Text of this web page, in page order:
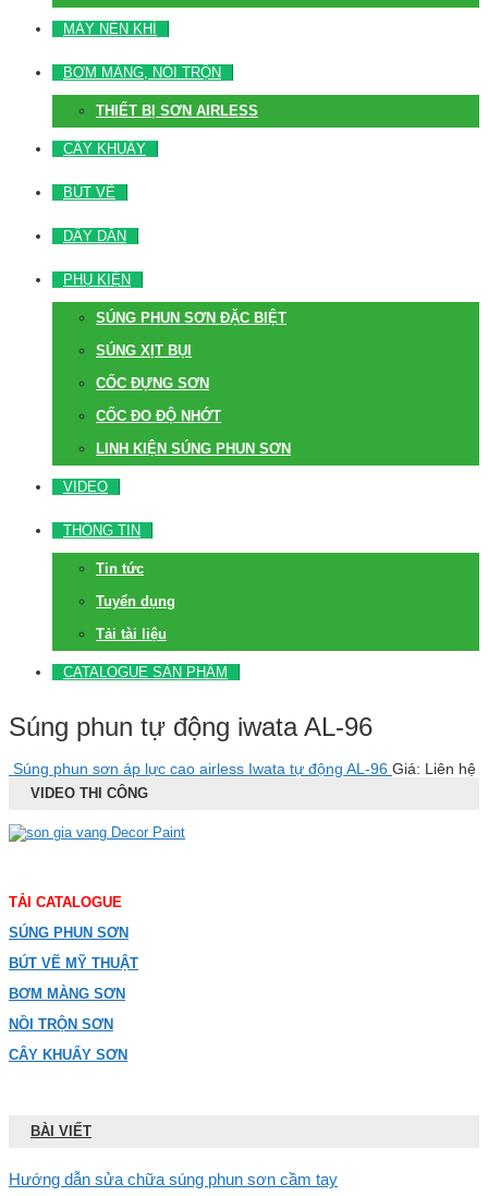
MÁY NÉN KHÍ
BƠM MÀNG, NỒI TRỘN
THIẾT BỊ SƠN AIRLESS
CÂY KHUẤY
BÚT VẼ
DÂY DẪN
PHỤ KIỆN
SÚNG PHUN SƠN ĐẶC BIỆT
SÚNG XỊT BỤI
CỐC ĐỰNG SƠN
CỐC ĐO ĐỘ NHỚT
LINH KIỆN SÚNG PHUN SƠN
VIDEO
THÔNG TIN
Tin tức
Tuyển dụng
Tải tài liệu
CATALOGUE SẢN PHẨM
Súng phun tự động iwata AL-96
Súng phun sơn áp lực cao airless Iwata tự động AL-96 Giá: Liên hệ
VIDEO THI CÔNG
TẢI CATALOGUE
SÚNG PHUN SƠN
BÚT VẼ MỸ THUẬT
BƠM MÀNG SƠN
NỒI TRỘN SƠN
CÂY KHUẤY SƠN
BÀI VIẾT
Hướng dẫn sửa chữa súng phun sơn cầm tay